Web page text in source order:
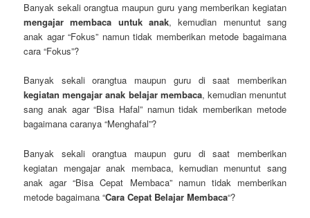
Banyak sekali orangtua maupun guru yang memberikan kegiatan
mengajar membaca untuk anak, kemudian menuntut sang
anak agar “Fokus” namun tidak memberikan metode bagaimana
cara “Fokus”?
Banyak sekali orangtua maupun guru di saat memberikan
kegiatan mengajar anak belajar membaca, kemudian menuntut
sang anak agar “Bisa Hafal” namun tidak memberikan metode
bagaimana caranya “Menghafal”?
Banyak sekali orangtua maupun guru di saat memberikan
kegiatan mengajar anak membaca, kemudian menuntut sang
anak agar “Bisa Cepat Membaca” namun tidak memberikan
metode bagaimana “Cara Cepat Belajar Membaca“?